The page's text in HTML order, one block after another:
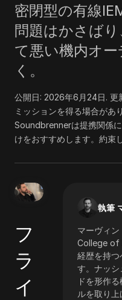
密閉型の有線
問題はかさば
て悪い機内オ
く。
公開日: 2026年6月24日. 更
ミッションを得る場合があ
Soundbrennerは提携関係
けをおすすめします。約束
執筆
マーヴィ
College of
経歴を持
す。ナッシ
ドを形作
ルを取り
フ
ラ
イ